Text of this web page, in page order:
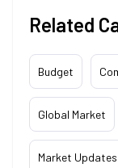
Related
Budget
Global Market
Market Updates